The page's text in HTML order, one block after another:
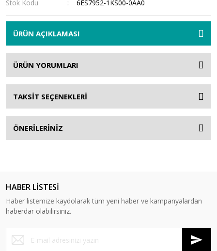
Stok Kodu
6ES7952-1KS00-0AA0
ÜRÜN AÇIKLAMASI
ÜRÜN YORUMLARI
TAKSİT SEÇENEKLERİ
ÖNERİLERİNİZ
HABER LİSTESİ
Haber listemize kaydolarak tüm yeni haber ve kampanyalardan
haberdar olabilirsiniz.